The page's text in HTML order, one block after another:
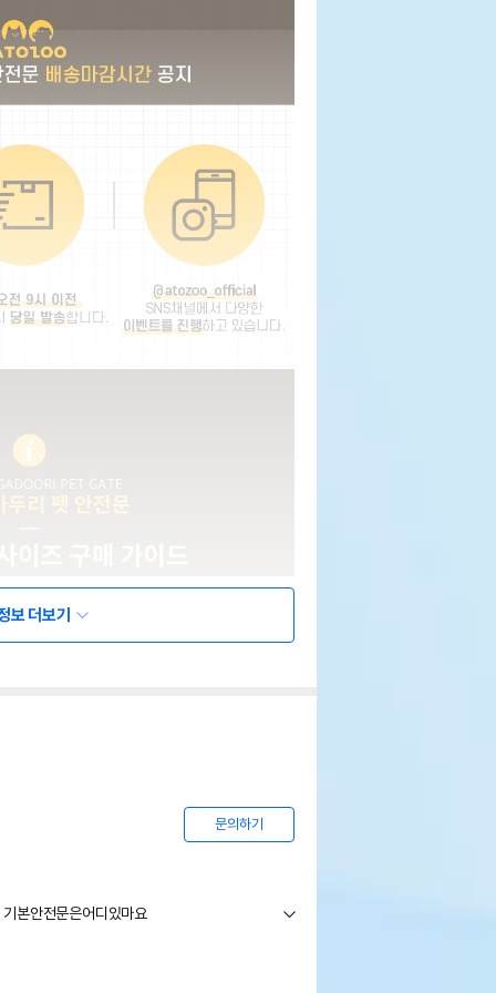
보 더보기
문의하기
본안전문은어디있마요